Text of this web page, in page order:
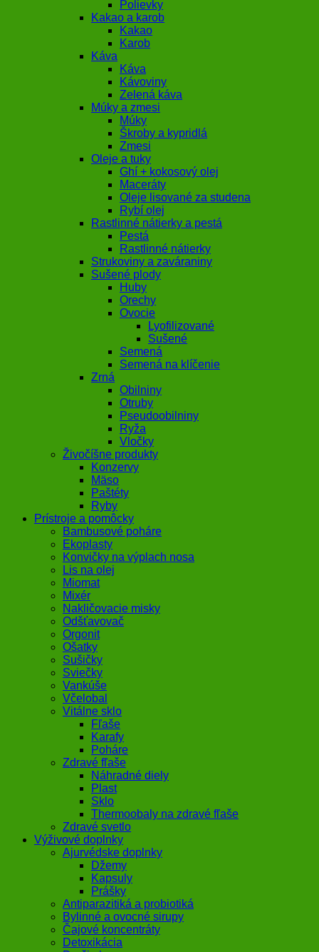
Polievky
Kakao a karob
Kakao
Karob
Káva
Káva
Kávoviny
Zelená káva
Múky a zmesi
Múky
Škroby a kypridlá
Zmesi
Oleje a tuky
Ghí + kokosový olej
Maceráty
Oleje lisované za studena
Rybí olej
Rastlinné nátierky a pestá
Pestá
Rastlinné nátierky
Strukoviny a zaváraniny
Sušené plody
Huby
Orechy
Ovocie
Lyofilizované
Sušené
Semená
Semená na klíčenie
Zrná
Obilniny
Otruby
Pseudoobilniny
Ryža
Vločky
Živočíšne produkty
Konzervy
Mäso
Paštéty
Ryby
Prístroje a pomôcky
Bambusové poháre
Ekoplasty
Konvičky na výplach nosa
Lis na olej
Miomat
Mixér
Nakličovacie misky
Odšťavovač
Orgonit
Ošatky
Sušičky
Sviečky
Vankúše
Včelobal
Vitálne sklo
Fľaše
Karafy
Poháre
Zdravé fľaše
Náhradné diely
Plast
Sklo
Thermoobaly na zdravé fľaše
Zdravé svetlo
Výživové doplnky
Ajurvédske doplnky
Džemy
Kapsuly
Prášky
Antiparazitiká a probiotiká
Bylinné a ovocné sirupy
Čajové koncentráty
Detoxikácia